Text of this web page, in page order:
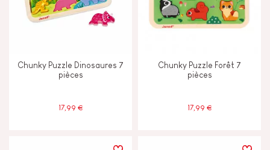
Chunky Puzzle Dinosaures 7
pièces
17,99 €
Chunky Puzzle Forêt 7
pièces
17,99 €